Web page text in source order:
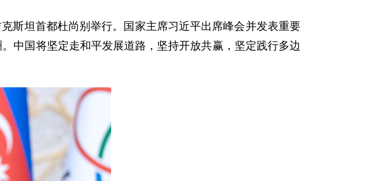
坦首都杜尚别举行。国家主席习近平出席峰会并发表重要
中国将坚定走和平发展道路，坚持开放共赢，坚定践行多边